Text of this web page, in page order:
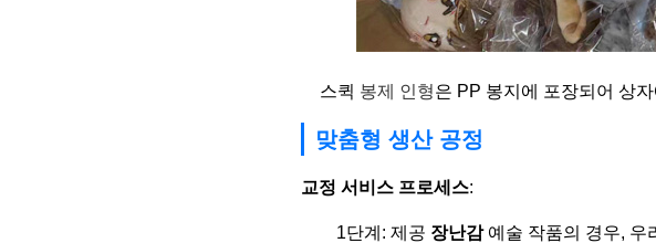
스퀵 봉제 인형은 PP 봉지에 포장되어 상
맞춤형 생산 공정
교정 서비스 프로세스:
1단계: 제공 장난감예술 작품의 경우, 우